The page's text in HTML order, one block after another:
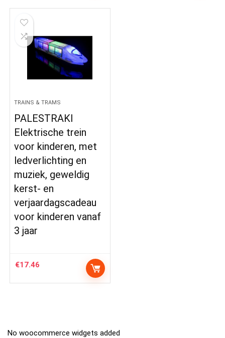
TRAINS & TRAMS
PALESTRAKI
Elektrische trein
voor kinderen, met
ledverlichting en
muziek, geweldig
kerst- en
verjaardagscadeau
voor kinderen vanaf
3 jaar
€17.46
No woocommerce widgets added